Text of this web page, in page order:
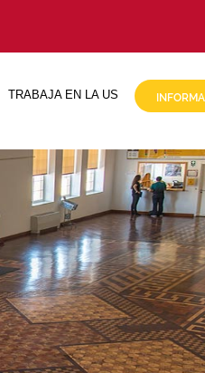
TRABAJA EN LA US